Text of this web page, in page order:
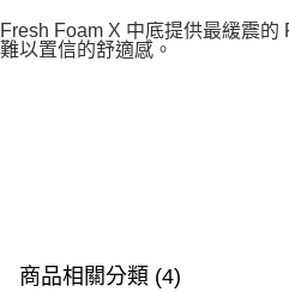
Fresh Foam X 中底提供最緩震的
難以置信的舒適感。
商品相關分類 (4)